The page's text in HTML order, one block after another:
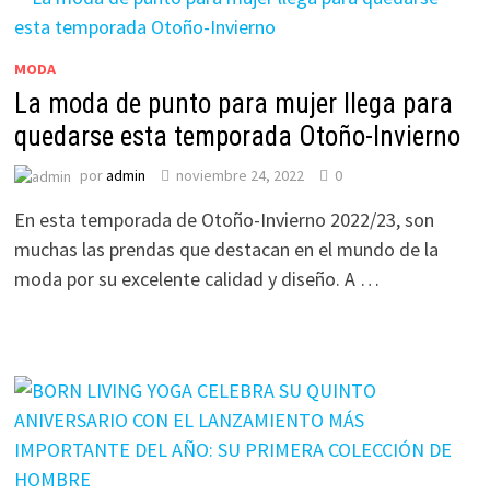
MODA
La moda de punto para mujer llega para
quedarse esta temporada Otoño-Invierno
poradmin noviembre 24, 2022 0
En esta temporada de Otoño-Invierno 2022/23, son
muchas las prendas que destacan en el mundo de la
moda por su excelente calidad y diseño. A …